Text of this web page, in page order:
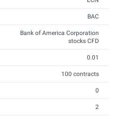
BAC
Bank of America Corporation
stocks CFD
0.01
100 contracts
0
2